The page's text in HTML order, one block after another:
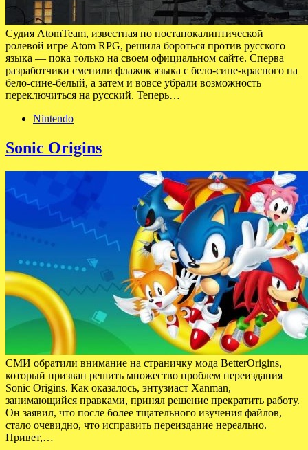
Судия AtomTeam, известная по постапокалиптической
ролевой игре Atom RPG, решила бороться против русского
языка — пока только на своем официальном сайте. Сперва
разработчики сменили флажок языка с бело-сине-красного на
бело-сине-белый, а затем и вовсе убрали возможность
переключиться на русский. Теперь…
Nintendo
Sonic Origins
СМИ обратили внимание на страничку мода BetterOrigins,
который призван решить множество проблем переиздания
Sonic Origins. Как оказалось, энтузиаст Xanman,
занимающийся правками, принял решение прекратить работу.
Он заявил, что после более тщательного изучения файлов,
стало очевидно, что исправить переиздание нереально.
Привет,…